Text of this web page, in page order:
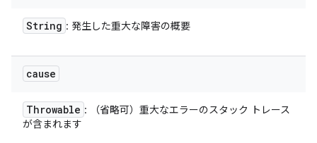
String : 発生した重大な障害の概要
cause
Throwable : （省略可）重大なエラーのスタック トレース
が含まれます